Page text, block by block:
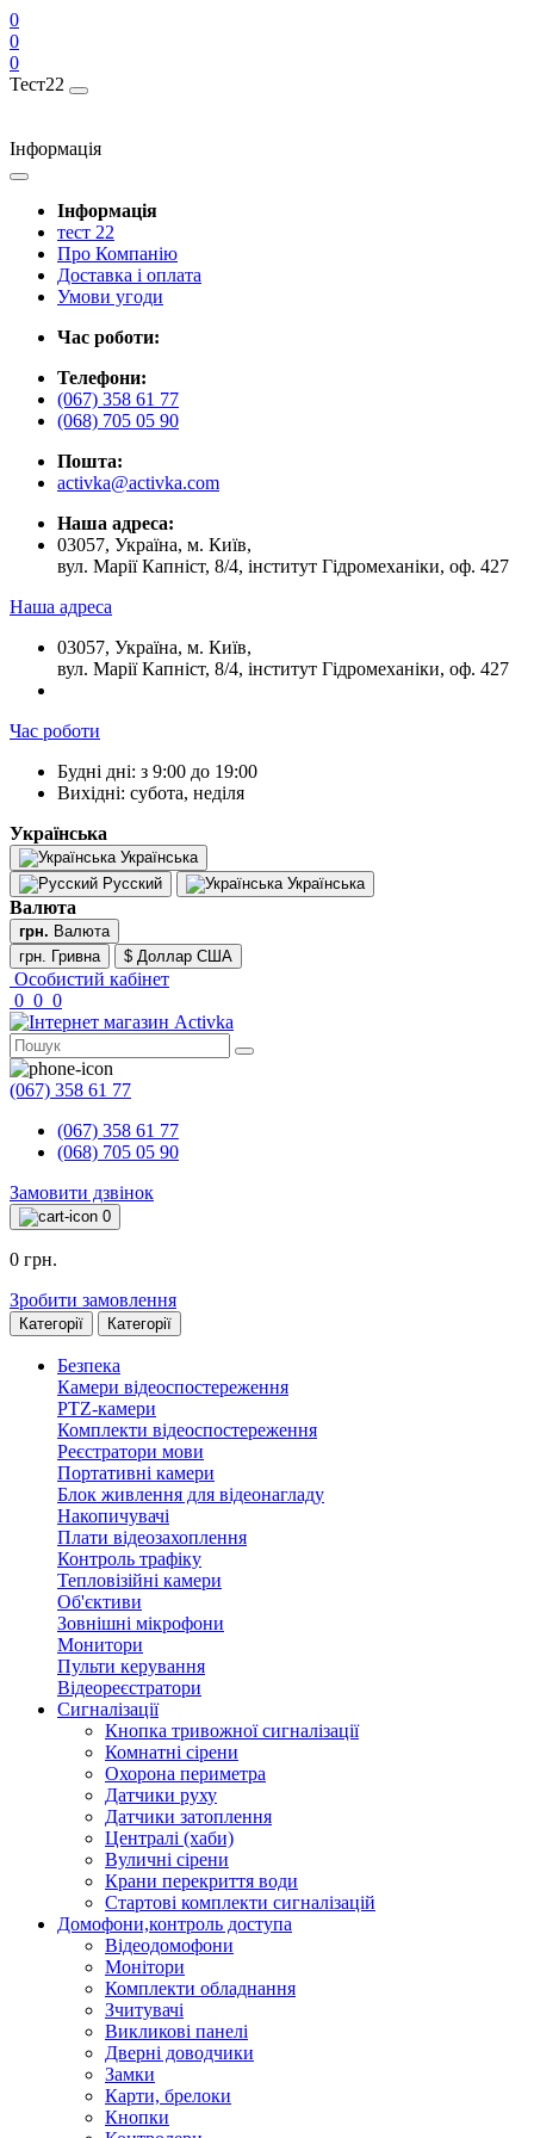
0
0
0
Тест22
Інформація
Інформація
тест 22
Про Компанію
Доставка і оплата
Умови угоди
Час роботи:
Телефони:
(067) 358 61 77
(068) 705 05 90
Пошта:
activka@activka.com
Наша адреса:
03057, Україна, м. Київ,
вул. Марії Капніст, 8/4, інститут Гідромеханіки, оф. 427
Наша адреса
03057, Україна, м. Київ,
вул. Марії Капніст, 8/4, інститут Гідромеханіки, оф. 427
Час роботи
Будні дні: з 9:00 до 19:00
Вихідні: субота, неділя
Українська
Українська
Русский
Українська
Валюта
грн. Валюта
грн. Гривна
$ Доллар США
Особистий кабінет
0 0 0
(067) 358 61 77
(067) 358 61 77
(068) 705 05 90
Замовити дзвінок
0
0 грн.
Зробити замовлення
Категорії Категорії
Безпека
Камери відеоспостереження
PTZ-камери
Комплекти відеоспостереження
Реєстратори мови
Портативні камери
Блок живлення для відеонагладу
Накопичувачі
Плати відеозахоплення
Контроль трафіку
Тепловізійні камери
Об'єктиви
Зовнішні мікрофони
Монитори
Пульти керування
Відеореєстратори
Сигналізації
Кнопка тривожної сигналізації
Комнатні сірени
Охорона периметра
Датчики руху
Датчики затоплення
Централі (хаби)
Вуличні сірени
Крани перекриття води
Стартові комплекти сигналізацій
Домофони,контроль доступа
Відеодомофони
Монітори
Комплекти обладнання
Зчитувачі
Викликові панелі
Дверні доводчики
Замки
Карти, брелоки
Кнопки